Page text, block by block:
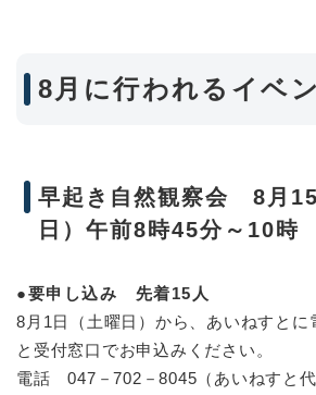
8月に行われるイベ
早起き自然観察会 8月
日）午前8時45分～10時
●要申し込み 先着15人
8月1日（土曜日）から、あいねすとに
と受付窓口でお申込みください。
電話 047－702－8045（あいねすと代